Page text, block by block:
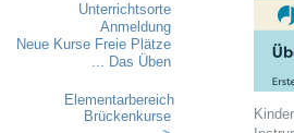
Unterrichtsorte
Anmeldung
Neue Kurse Freie Plätze
... Das Üben
Elementarbereich
Brückenkurse